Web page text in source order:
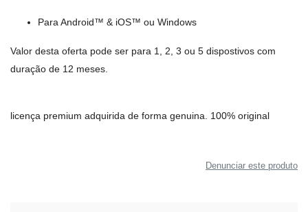
Para Android™ & iOS™ ou Windows
Valor desta oferta pode ser para 1, 2, 3 ou 5 dispostivos com
duração de 12 meses.
licença premium adquirida de forma genuina. 100% original
Denunciar este produto